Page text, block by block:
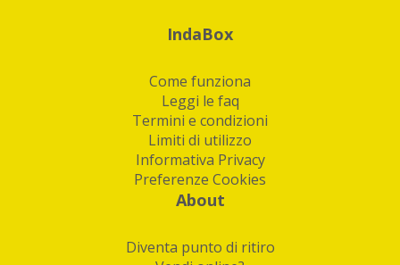
IndaBox
Come funziona
Leggi le faq
Termini e condizioni
Limiti di utilizzo
Informativa Privacy
Preferenze Cookies
About
Diventa punto di ritiro